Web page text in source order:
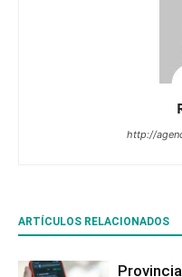
http://
ARTÍCULOS RELACIONADOS